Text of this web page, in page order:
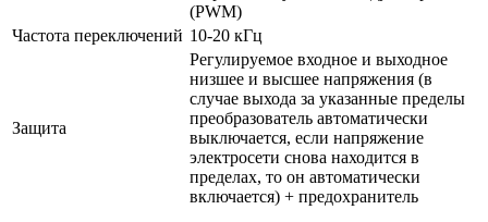
(PWM)
Частота переключений 10-20 кГц
Защита
Регулируемое входное и выходное
низшее и высшее напряжения (в
случае выхода за указанные пределы
преобразователь автоматически
выключается, если напряжение
электросети снова находится в
пределах, то он автоматически
включается) + предохранитель